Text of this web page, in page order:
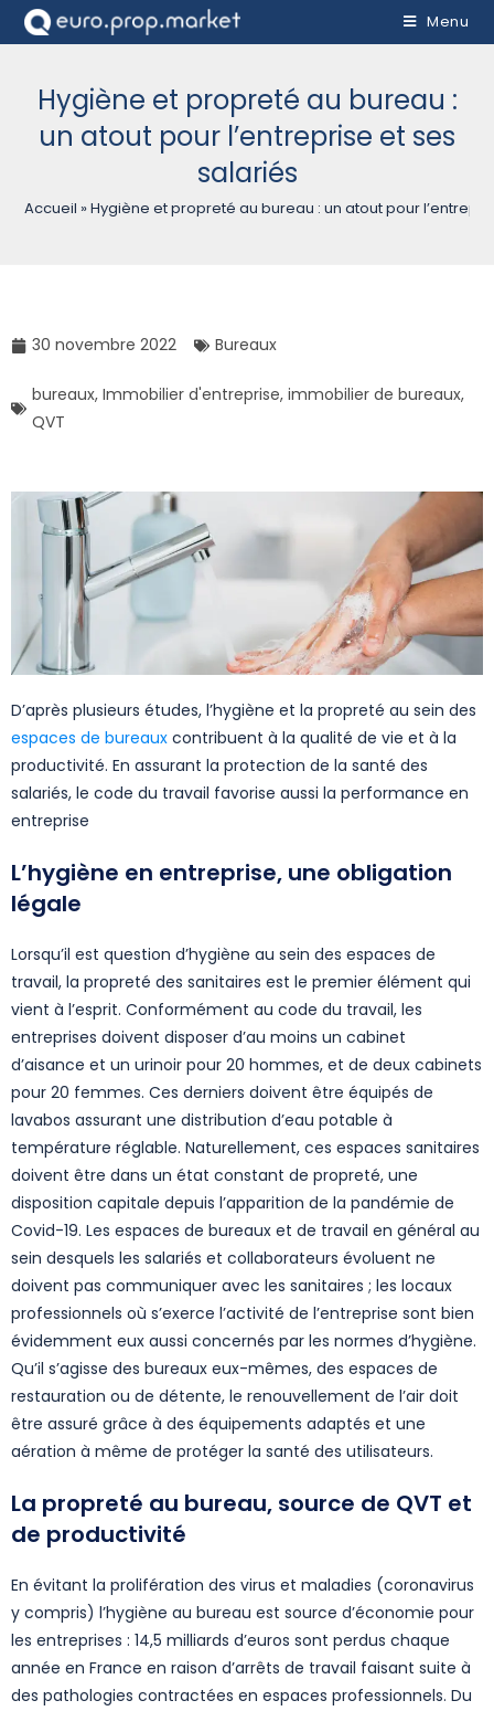
Menu
Hygiène et propreté au bureau :
un atout pour l’entreprise et ses
salariés
Accueil »Hygiène et propreté au bureau : un atout pour
30 novembre 2022 Bureaux
bureaux, Immobilier d'entreprise, immobilier de bureaux,
QVT
D’après plusieurs études, l’hygiène et la propreté au sein des
espaces de bureaux contribuent à la qualité de vie et à la
productivité. En assurant la protection de la santé des
salariés, le code du travail favorise aussi la performance en
entreprise
L’hygiène en entreprise, une obligation
légale
Lorsqu’il est question d’hygiène au sein des espaces de
travail, la propreté des sanitaires est le premier élément qui
vient à l’esprit. Conformément au code du travail, les
entreprises doivent disposer d’au moins un cabinet
d’aisance et un urinoir pour 20 hommes, et de deux cabinets
pour 20 femmes. Ces derniers doivent être équipés de
lavabos assurant une distribution d’eau potable à
température réglable. Naturellement, ces espaces sanitaires
doivent être dans un état constant de propreté, une
disposition capitale depuis l’apparition de la pandémie de
Covid-19. Les espaces de bureaux et de travail en général au
sein desquels les salariés et collaborateurs évoluent ne
doivent pas communiquer avec les sanitaires ; les locaux
professionnels où s’exerce l’activité de l’entreprise sont bien
évidemment eux aussi concernés par les normes d’hygiène.
Qu’il s’agisse des bureaux eux-mêmes, des espaces de
restauration ou de détente, le renouvellement de l’air doit
être assuré grâce à des équipements adaptés et une
aération à même de protéger la santé des utilisateurs.
La propreté au bureau, source de QVT et
de productivité
En évitant la prolifération des virus et maladies (coronavirus
y compris) l’hygiène au bureau est source d’économie pour
les entreprises : 14,5 milliards d’euros sont perdus chaque
année en France en raison d’arrêts de travail faisant suite à
des pathologies contractées en espaces professionnels. Du